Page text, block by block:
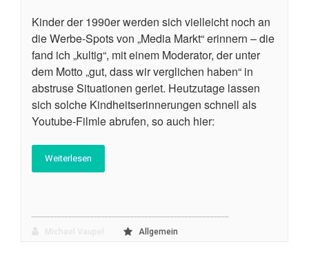
Kinder der 1990er werden sich vielleicht noch an
die Werbe-Spots von „Media Markt“ erinnern – die
fand ich „kultig“, mit einem Moderator, der unter
dem Motto „gut, dass wir verglichen haben“ in
abstruse Situationen geriet. Heutzutage lassen
sich solche Kindheitserinnerungen schnell als
Youtube-Filmle abrufen, so auch hier:
Weiterlesen
Allgemein